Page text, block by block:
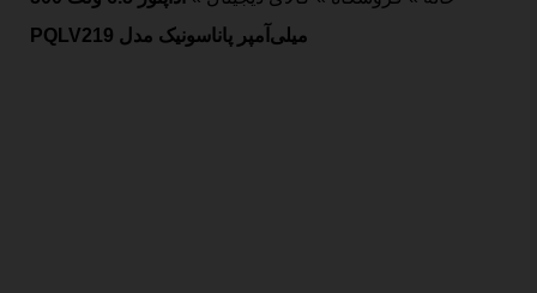
میلی‌آمپر پاناسونیک مدل PQLV219